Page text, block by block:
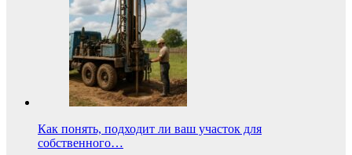
Как понять, подходит ли ваш участок для
собственного…